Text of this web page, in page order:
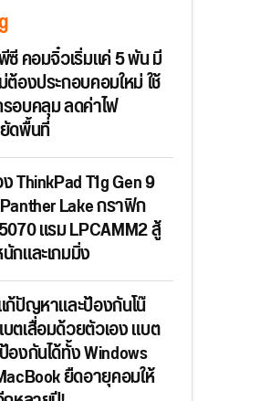
คอมจิ๋วเริ่มแค่ 5 พัน มี
ต้องประกอบคอมใหม่ ใช้
อบคลุม ลดค่าไฟ
ดพื้นที่
ThinkPad T1g Gen 9
Lake กราฟิก
แรม LPCAMM2 สู้
กและเกมมิ่ง
ปัญหาและป้องกันโน๊
ตเสื่อมด้วยตัวเอง แบต
องกันได้ทั้ง Windows
ยืดอายุคอมให้